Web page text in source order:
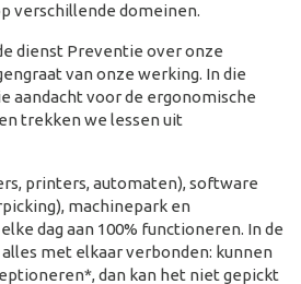
verschillende domeinen.
dienst Preventie over onze
van onze werking. In die
aandacht voor de ergonomische
trekken we lessen uit
printers, automaten), software
machinepark en
dag aan 100% functioneren. In de
met elkaar verbonden: kunnen
dan kan het niet gepickt